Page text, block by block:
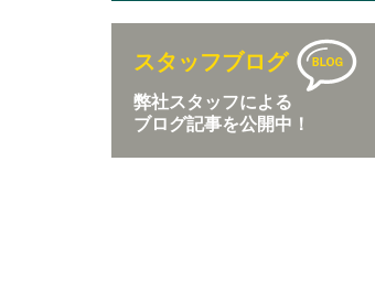
スタッフブログ
弊社スタッフによる
ブログ記事を公開中！